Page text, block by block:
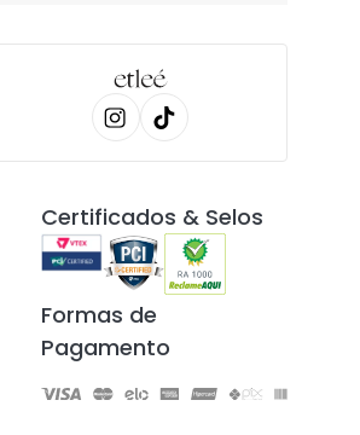
Certificados & Selos
Formas de
Pagamento